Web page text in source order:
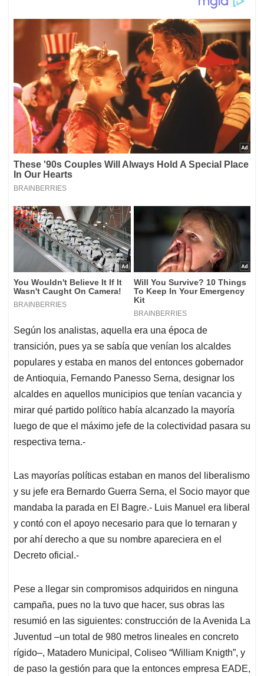
Según los analistas, aquella era una época de
transición, pues ya se sabía que venían los alcaldes
populares y estaba en manos del entonces gobernador
de Antioquia, Fernando Panesso Serna, designar los
alcaldes en aquellos municipios que tenían vacancia y
mirar qué partido político había alcanzado la mayoría
luego de que el máximo jefe de la colectividad pasara su
respectiva terna.-
Las mayorías políticas estaban en manos del liberalismo
y su jefe era Bernardo Guerra Serna, el Socio mayor que
mandaba la parada en El Bagre.- Luis Manuel era liberal
y contó con el apoyo necesario para que lo ternaran y
por ahí derecho a que su nombre apareciera en el
Decreto oficial.-
Pese a llegar sin compromisos adquiridos en ninguna
campaña, pues no la tuvo que hacer, sus obras las
resumió en las siguientes: construcción de la Avenida La
Juventud –un total de 980 metros lineales en concreto
rígido–, Matadero Municipal, Coliseo “William Knigth”, y
de paso la gestión para que la entonces empresa EADE,